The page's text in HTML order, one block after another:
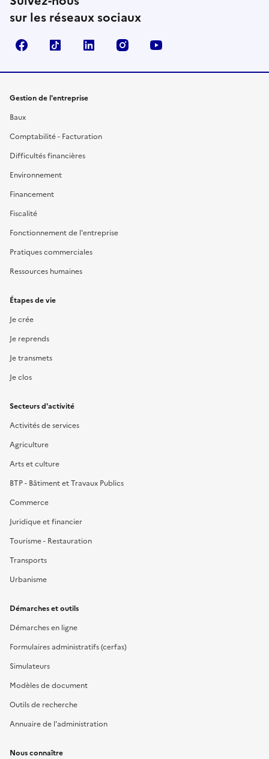
sur les réseaux sociaux
FacebookTikTok Linkedin Instagram
Gestion de l'entreprise
Baux
Comptabilité - Facturation
Difficultés financières
Environnement
Financement
Fiscalité
Fonctionnement de l'entreprise
Pratiques commerciales
Ressources humaines
Étapes de vie
Je crée
Je reprends
Je transmets
Je clos
Secteurs d'activité
Activités de services
Agriculture
Arts et culture
BTP - Bâtiment et Travaux Publics
Commerce
Juridique et financier
Tourisme - Restauration
Transports
Urbanisme
Démarches et outils
Démarches en ligne
Formulaires administratifs (cerfas)
Simulateurs
Modèles de document
Outils de recherche
Annuaire de l'administration
Nous connaître